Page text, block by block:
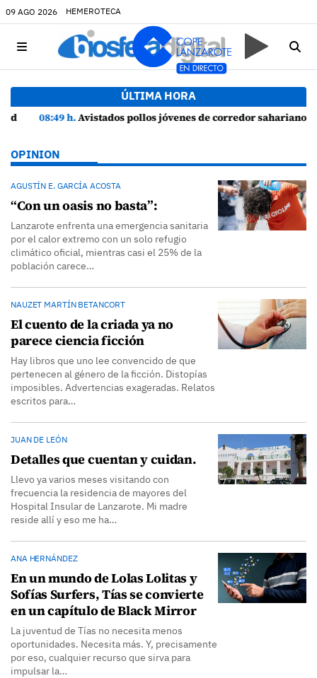
09 AGO 2026 HEMEROTECA
ÚLTIMA HORA
08:49 h.Avistados pollos jóvenes de corredor sahariano y episodios de cortejo de hubara cerca del rally de Lanzarote
OPINION
AGUSTÍN E. GARCÍA ACOSTA
“Con un oasis no basta”:
Lanzarote enfrenta una emergencia sanitaria
por el calor extremo con un solo refugio
climático oficial, mientras casi el 25% de la
población carece…
NAUZET MARTÍN BETANCORT
El cuento de la criada ya no
parece ciencia ficción
Hay libros que uno lee convencido de que
pertenecen al género de la ficción. Distopías
imposibles. Advertencias exageradas. Relatos
escritos para…
JUAN DE LEÓN
Detalles que cuentan y cuidan.
Llevo ya varios meses visitando con
frecuencia la residencia de mayores del
Hospital Insular de Lanzarote. Mi madre
reside allí y eso me ha…
ANA HERNÁNDEZ
En un mundo de Lolas Lolitas y
Sofías Surfers, Tías se convierte
en un capítulo de Black Mirror
La juventud de Tías no necesita menos
oportunidades. Necesita más. Y, precisamente
por eso, cualquier recurso que sirva para
impulsar la…